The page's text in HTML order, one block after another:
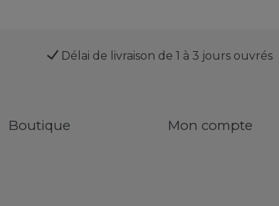
Délai de livraison de 1 à 3 jours ouvrés
Boutique Mon compte